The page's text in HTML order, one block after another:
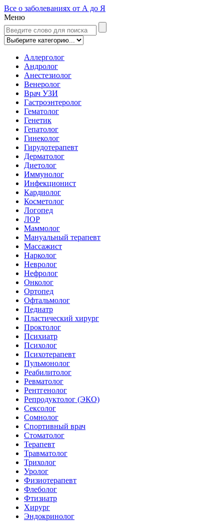
Все о заболеваниях от А до Я
Меню
Аллерголог
Андролог
Анестезиолог
Венеролог
Врач УЗИ
Гастроэнтеролог
Гематолог
Генетик
Гепатолог
Гинеколог
Гирудотерапевт
Дерматолог
Диетолог
Иммунолог
Инфекционист
Кардиолог
Косметолог
Логопед
ЛОР
Маммолог
Мануальный терапевт
Массажист
Нарколог
Невролог
Нефролог
Онколог
Ортопед
Офтальмолог
Педиатр
Пластический хирург
Проктолог
Психиатр
Психолог
Психотерапевт
Пульмонолог
Реабилитолог
Ревматолог
Рентгенолог
Репродуктолог (ЭКО)
Сексолог
Сомнолог
Спортивный врач
Стоматолог
Терапевт
Травматолог
Трихолог
Уролог
Физиотерапевт
Флеболог
Фтизиатр
Хирург
Эндокринолог